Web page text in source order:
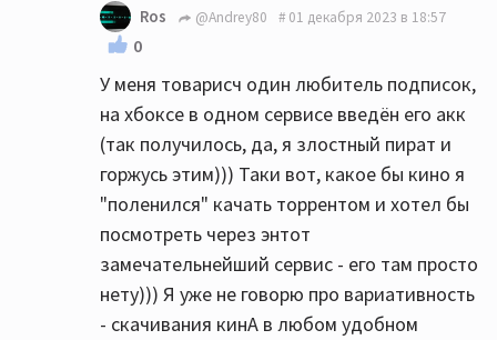
Ros @Andrey80 01 декабря 2023 в 18:57
0
У меня товарисч один любитель подписок,
на хбоксе в одном сервисе введён его акк
(так получилось, да, я злостный пират и
горжусь этим))) Таки вот, какое бы кино я
"поленился" качать торрентом и хотел бы
посмотреть через энтот
замечательнейший сервис - его там просто
нету))) Я уже не говорю про вариативность
- скачивания кинА в любом удобном